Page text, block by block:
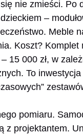
nie zmieści. Po
–
Meble
Koszt?
15 000 zł, w
To
pomiaru.
z projektantem.